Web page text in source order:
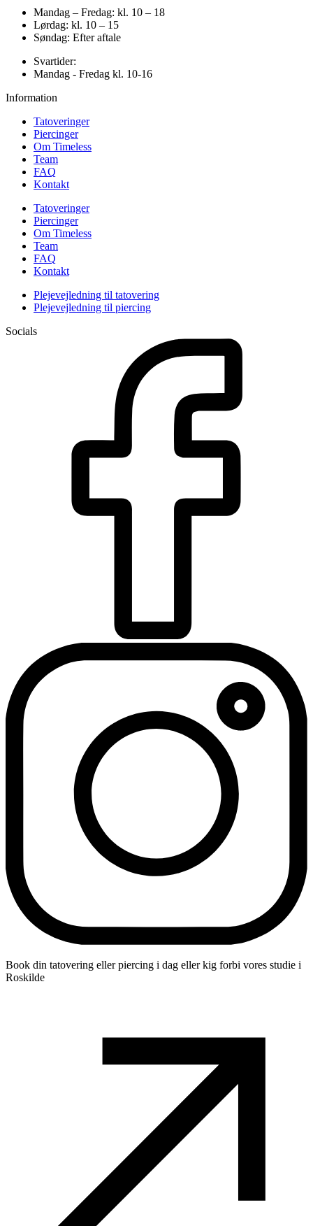
Mandag – Fredag: kl. 10 – 18
Lørdag: kl. 10 – 15
Søndag: Efter aftale
Svartider:
Mandag - Fredag kl. 10-16
Information
Tatoveringer
Piercinger
Om Timeless
Team
FAQ
Kontakt
Tatoveringer
Piercinger
Om Timeless
Team
FAQ
Kontakt
Plejevejledning til tatovering
Plejevejledning til piercing
Socials
Book din tatovering eller piercing i dag eller kig forbi vores studie i
Roskilde